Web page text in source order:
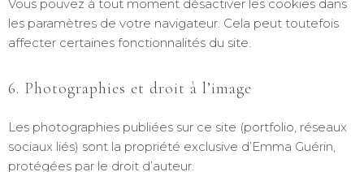
Vous pouvez à tout moment désactiver les cookies dans
les paramètres de votre navigateur. Cela peut toutefois
affecter certaines fonctionnalités du site.
6. Photographies et droit à l’image
Les photographies publiées sur ce site (portfolio, réseaux
sociaux liés) sont la propriété exclusive d’Emma Guérin,
protégées par le droit d’auteur.